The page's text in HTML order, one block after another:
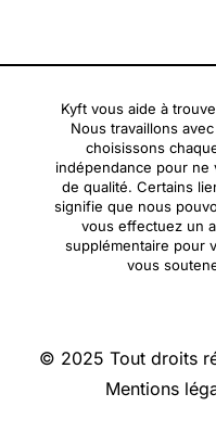
Kyft vous aide à
Nous travaillons
choisissons
indépendance pour
de qualité. Certains
signifie que nous
vous effectuez un
supplémentaire pour
vous
© 2025 Tout droits
Mentions